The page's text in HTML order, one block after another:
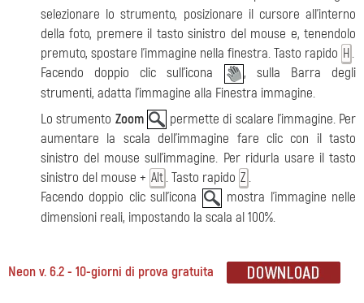
selezionare lo strumento, posizionare il cursore all’interno
della foto, premere il tasto sinistro del mouse e, tenendolo
premuto, spostare l'immagine nella finestra. Tasto rapido H .
Facendo doppio clic sull'icona
, sulla Barra degli
strumenti, adatta l'immagine alla Finestra immagine.
Lo strumento Zoom
permette di scalare l'immagine. Per
aumentare la scala dell'immagine fare clic con il tasto
sinistro del mouse sull'immagine. Per ridurla usare il tasto
sinistro del mouse + Alt . Tasto rapido Z .
Facendo doppio clic sull'icona
mostra l'immagine nelle
dimensioni reali, impostando la scala al 100%.
Neon v. 6.2 - 10-giorni di prova gratuita